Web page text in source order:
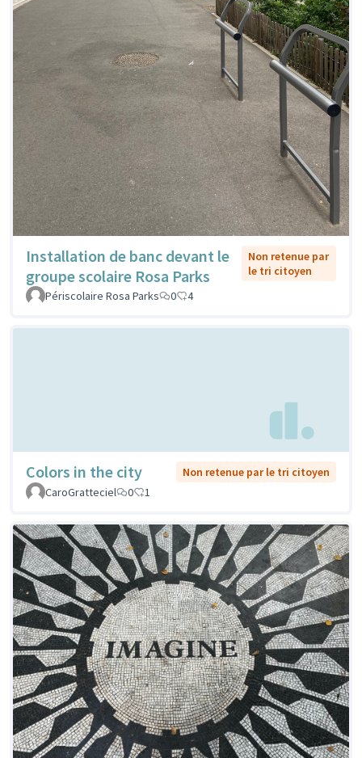
Installation de banc devant le
groupe scolaire Rosa Parks
Non retenue par
le tri citoyen
Périscolaire Rosa Parks
0 4
Colors in the city
Non retenue par le tri citoyen
CaroGratteciel
0 1